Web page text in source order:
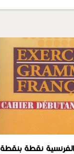
نقطة بنقطة